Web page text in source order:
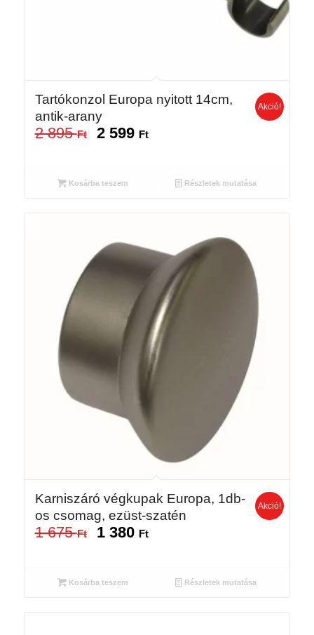
Tartókonzol Europa nyitott 14cm,
antik-arany
2 895Ft
Original
2
2 599 FtCurrent
Akció!
Kosárba teszem Részletek mutatása
Karniszáró végkupak Europa, 1db-
os csomag, ezüst-szatén
1 675Ft
Original
1
1 380 FtCurrent
Akció!
Kosárba teszem Részletek mutatása